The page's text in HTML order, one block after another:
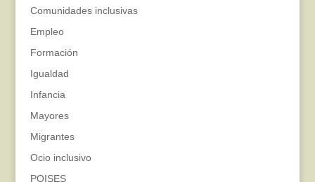
Comunidades inclusivas
Empleo
Formación
Igualdad
Infancia
Mayores
Migrantes
Ocio inclusivo
POISES